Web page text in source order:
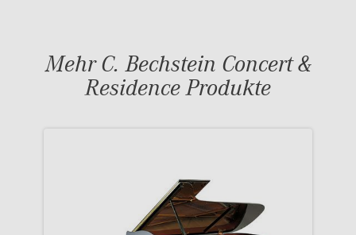
Mehr C. Bechstein Concert &
Residence Produkte